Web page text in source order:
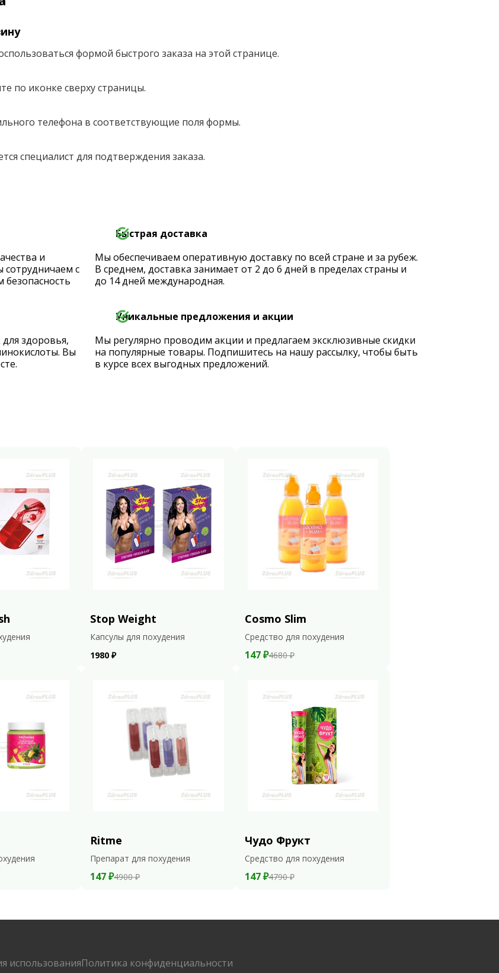
формой быстрого заказа на этой странице.
по иконке сверху страницы.
телефона в соответствующие поля формы.
специалист для подтверждения заказа.
и
с
Быстрая доставка
Мы обеспечиваем оперативную доставку по всей стране и за рубеж.
В среднем, доставка занимает от 2 до 6 дней в пределах страны и
до 14 дней международная.
здоровья,
Вы
Уникальные предложения и акции
Мы регулярно проводим акции и предлагаем эксклюзивные скидки
на популярные товары. Подпишитесь на нашу рассылку, чтобы быть
в курсе всех выгодных предложений.
Stop Weight
Капсулы для похудения
1980 ₽
Cosmo Slim
Средство для похудения
147 ₽4680 ₽
Ritme
Препарат для похудения
147 ₽4900 ₽
Чудо Фрукт
Средство для похудения
147 ₽4790 ₽
использованияПолитика конфиденциальности